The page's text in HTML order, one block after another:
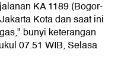
KA 1189 (Bogor-
Kota dan saat ini
bunyi keterangan
07.51 WIB, Selasa